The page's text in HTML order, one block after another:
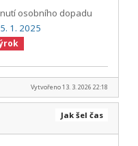
osobního dopadu
1. 2025
Vytvořeno 13. 3. 2026 22:18
Jak šel čas